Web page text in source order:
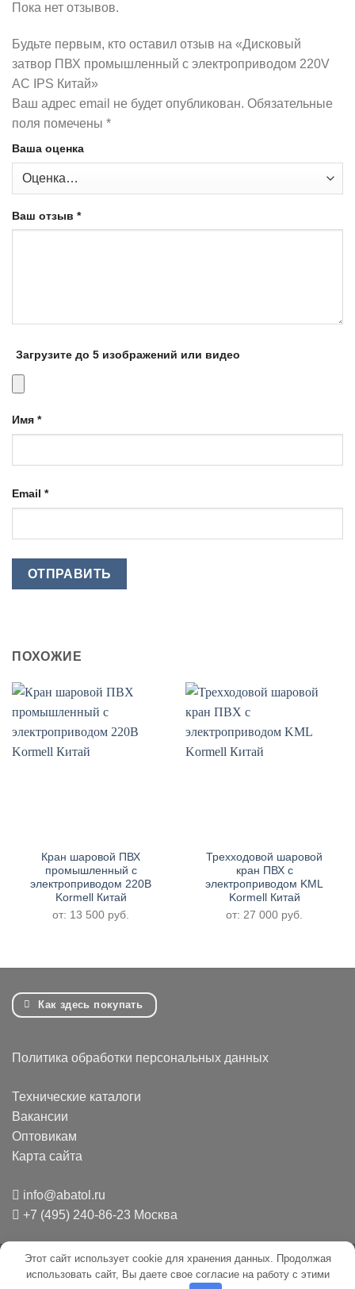
Пока нет отзывов.
Будьте первым, кто оставил отзыв на «Дисковый
затвор ПВХ промышленный с электроприводом 220V
AC IPS Китай»
Ваш адрес email не будет опубликован. Обязательные
поля помечены *
Ваша оценка
Ваш отзыв *
Загрузите до 5 изображений или видео
Имя *
Email *
ПОХОЖИЕ
Кран шаровой ПВХ
промышленный с
электроприводом 220В
Kormell Китай
от: 13 500 руб.
Трехходовой шаровой
кран ПВХ с
электроприводом KML
Kormell Китай
от: 27 000 руб.
Как здесь покупать
Политика обработки персональных данных
Технические каталоги
Вакансии
Оптовикам
Карта сайта
info@abatol.ru
+7 (495) 240-86-23 Москва
Mir
Credit
Invoice
Этот сайт использует cookie для хранения данных. Продолжая
использовать сайт, Вы даете свое согласие на работу с этими